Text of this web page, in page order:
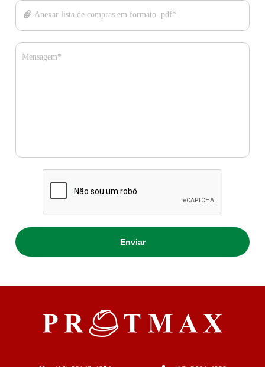
Anexar lista de compras em formato .pdf*
Mensagem*